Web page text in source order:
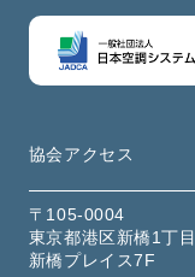
協会アクセス
〒105-0004
東京都港区新橋1丁
新橋プレイス7F